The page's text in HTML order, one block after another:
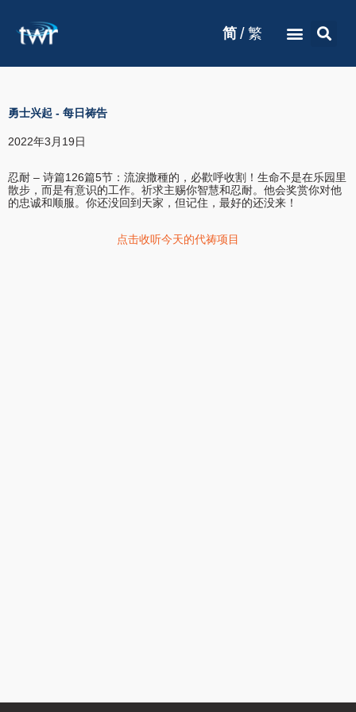
简 / 繁
勇士兴起 - 每日祷告
2022年3月19日
忍耐 – 诗篇126篇5节：流淚撒種的，必歡呼收割！生命不是在乐园里
散步，而是有意识的工作。祈求主赐你智慧和忍耐。他会奖赏你对他
的忠诚和顺服。你还没回到天家，但记住，最好的还没来！
点击收听今天的代祷项目